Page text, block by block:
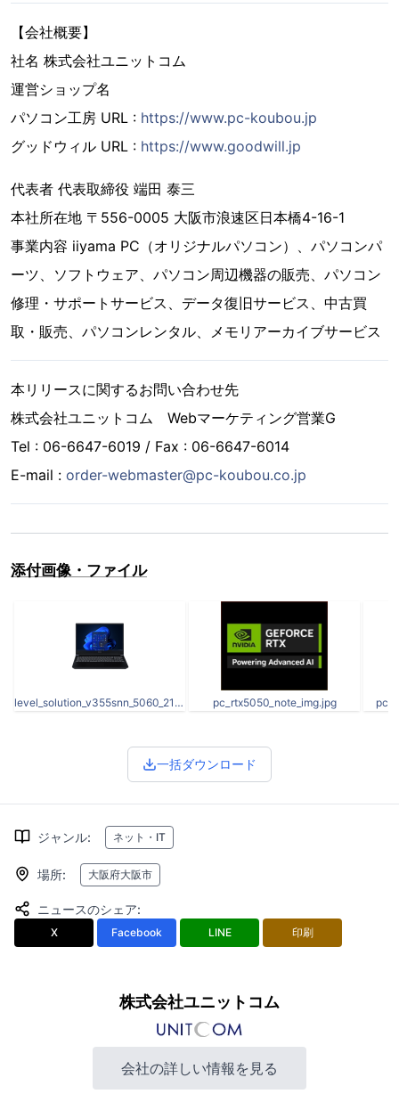
【会社概要】
社名 株式会社ユニットコム
運営ショップ名
パソコン工房 URL : https://www.pc-koubou.jp
グッドウィル URL : https://www.goodwill.jp
代表者 代表取締役 端田 泰三
本社所在地 〒556-0005 大阪市浪速区日本橋4-16-1
事業内容 iiyama PC（オリジナルパソコン）、パソコンパ
ーツ、ソフトウェア、パソコン周辺機器の販売、パソコン
修理・サポートサービス、データ復旧サービス、中古買
取・販売、パソコンレンタル、メモリアーカイブサービス
本リリースに関するお問い合わせ先
株式会社ユニットコム Webマーケティング営業G
Tel : 06-6647-6019 / Fax : 06-6647-6014
E-mail : order-webmaster@pc-koubou.co.jp
添付画像・ファイル
level_solution_v355snn_5060_215-796958_w11_1000.png pc_rtx5050_note_img.jpg
一括ダウンロード
ジャンル: ネット・IT
場所: 大阪府大阪市
ニュースのシェア:
X Facebook LINE 印刷
株式会社ユニットコム
会社の詳しい情報を見る